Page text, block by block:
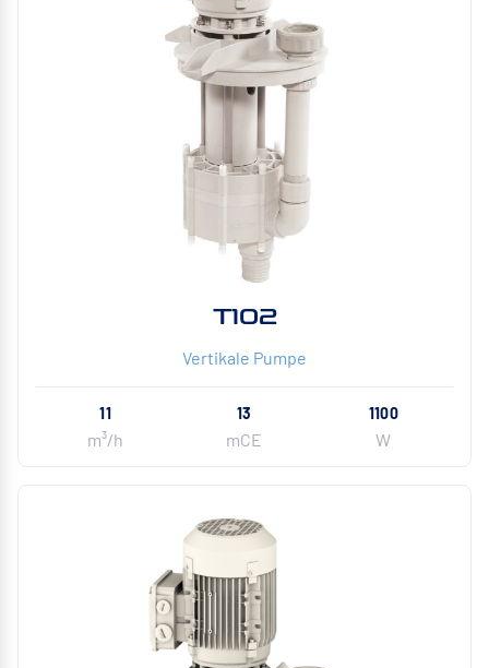
T102
Vertikale Pumpe
11
m³/h
13
mCE
1100
W